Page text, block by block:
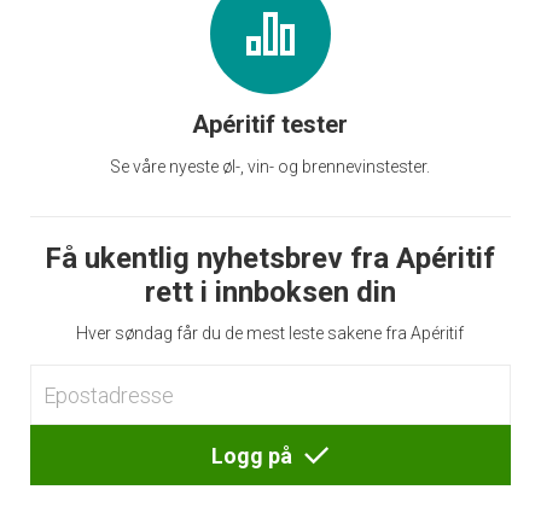
Apéritif tester
Se våre nyeste øl-, vin- og brennevinstester.
Få ukentlig nyhetsbrev fra Apéritif
rett i innboksen din
Hver søndag får du de mest leste sakene fra Apéritif
Logg på